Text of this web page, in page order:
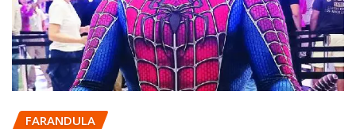
FARANDULA